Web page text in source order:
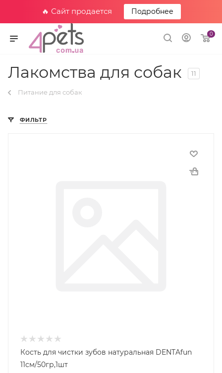
🔥 Сайт продается Подробнее
0
Лакомства для собак 11
Питание для собак
ФИЛЬТР
Кость для чистки зубов натуральная DENTAfun
11см/50гр,1шт